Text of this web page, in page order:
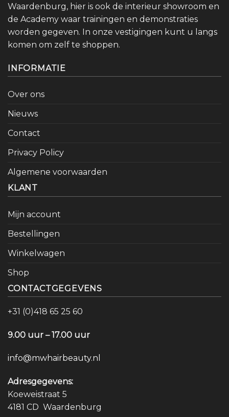
Waardenburg, hier is ook de interieur showroom en
de Academy waar trainingen en demonstraties
worden gegeven. In onze vestigingen kunt u langs
komen om zelf te shoppen.
INFORMATIE
Over ons
Nieuws
Contact
Privacy Policy
Algemene voorwaarden
KLANT
Mijn account
Bestellingen
Winkelwagen
Shop
CONTACTGEGEVENS
+31 (0)418 65 25 60
9.00 uur – 17.00 uur
info@mwhairbeauty.nl
Adresgegevens:
Koeweistraat 5
4181 CD Waardenburg